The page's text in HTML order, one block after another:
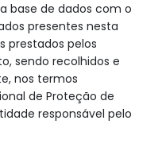
base de dados com o
presentes nesta
prestados pelos
sendo recolhidos e
nos termos
de Proteção de
responsável pelo